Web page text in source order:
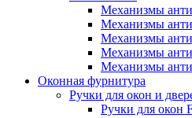
Механизмы
Механизмы
Механизмы
Механизмы
Механизмы
Оконная фурнитура
Ручки для окон и
Ручки для окон